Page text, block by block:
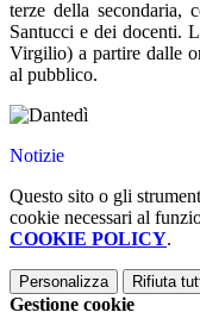
terze della secondaria,
Santucci e dei docenti.
Virgilio) a partire dalle
al pubblico.
Notizie
Questo sito o gli
cookie necessari al
COOKIE POLICY.
Personalizza Rifiuta
Gestione cookie